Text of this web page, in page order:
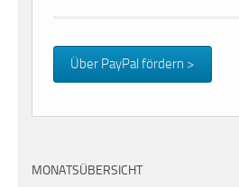
Über PayPal fördern >
MONATSÜBERSICHT